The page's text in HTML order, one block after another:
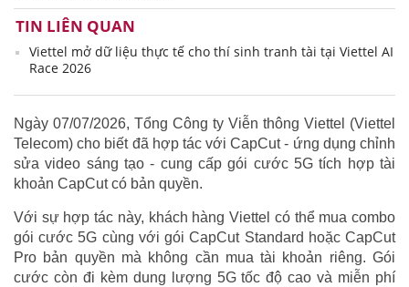
TIN LIÊN QUAN
Viettel mở dữ liệu thực tế cho thí sinh tranh tài tại Viettel AI
Race 2026
Ngày 07/07/2026, Tổng Công ty Viễn thông Viettel (Viettel
Telecom) cho biết đã hợp tác với CapCut - ứng dụng chỉnh
sửa video sáng tạo - cung cấp gói cước 5G tích hợp tài
khoản CapCut có bản quyền.
Với sự hợp tác này, khách hàng Viettel có thể mua combo
gói cước 5G cùng với gói CapCut Standard hoặc CapCut
Pro bản quyền mà không cần mua tài khoản riêng. Gói
cước còn đi kèm dung lượng 5G tốc độ cao và miễn phí